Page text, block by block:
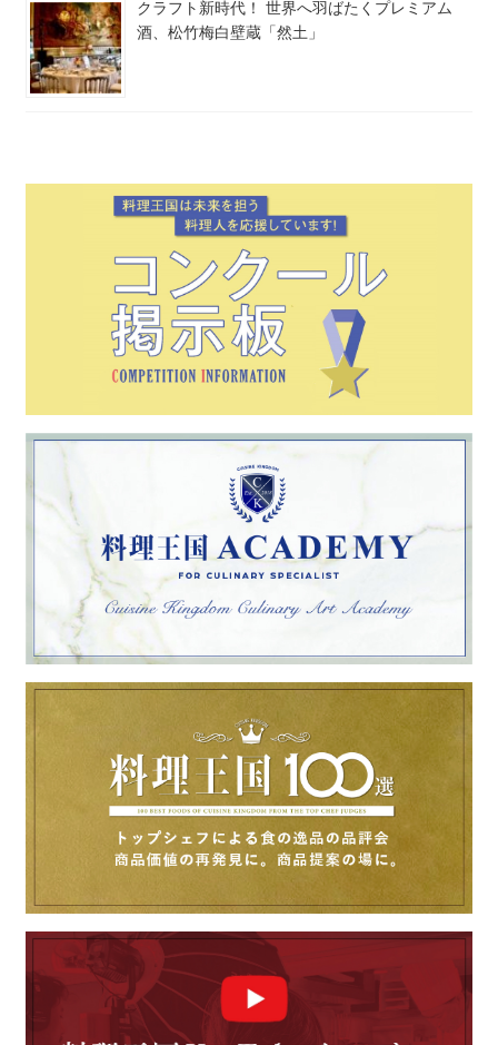
クラフト新時代！ 世界へ羽ばたくプレミアム
酒、松竹梅白壁蔵「然土」